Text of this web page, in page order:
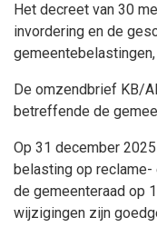
Het decreet van 30
invordering en de
De omzendbrief KB/
betreffende de
Op 31 december
belasting op reclame-
de gemeenteraad op
wijzigingen zijn